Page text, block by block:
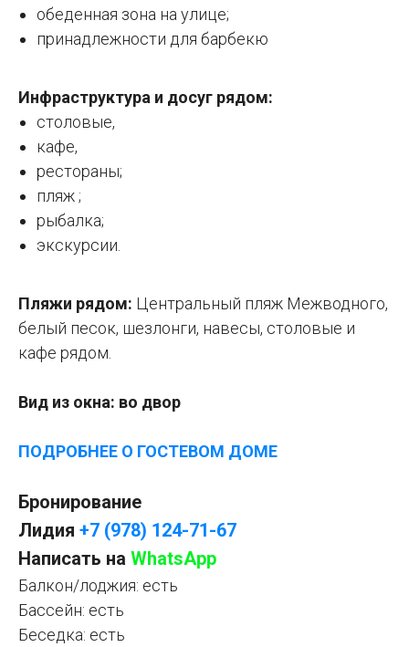
обеденная зона на улице;
принадлежности для барбекю
Инфраструктура и досуг рядом:
столовые,
кафе,
рестораны;
пляж ;
рыбалка;
экскурсии.
Пляжи рядом: Центральный пляж Межводного,
белый песок, шезлонги, навесы, столовые и
кафе рядом.
Вид из окна: во двор
ПОДРОБНЕЕ О ГОСТЕВОМ ДОМЕ
Бронирование
Лидия +7 (978) 124-71-67
Написать на WhatsApp
Балкон/лоджия: есть
Бассейн: есть
Беседка: есть